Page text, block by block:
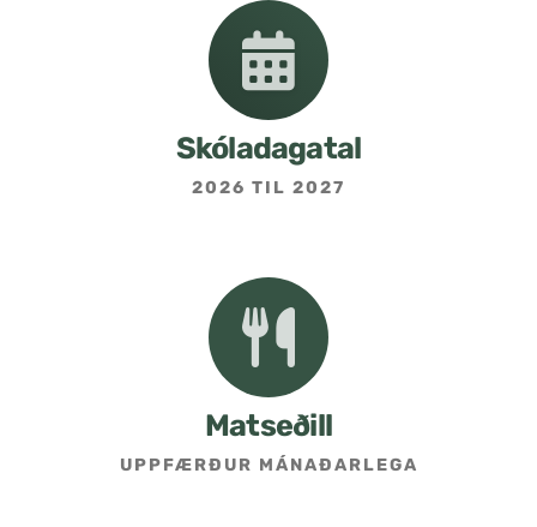
Skóladagatal
2026 TIL 2027
Matseðill
UPPFÆRÐUR MÁNAÐARLEGA
Samstarf heimilis og skóla
Áætlanir og stefnur